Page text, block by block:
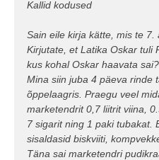
Kallid kodused
Sain eile kirja kätte, mis te 7.
Kirjutate, et Latika Oskar tuli
kus kohal Oskar haavata
Mina siin juba 4 päeva rinde
õppelaagris. Praegu veel
marketendrit 0,7 liitrit viina,
7 sigarit ning 1 paki tubakat.
sisaldasid biskviiti,
Täna sai marketendri